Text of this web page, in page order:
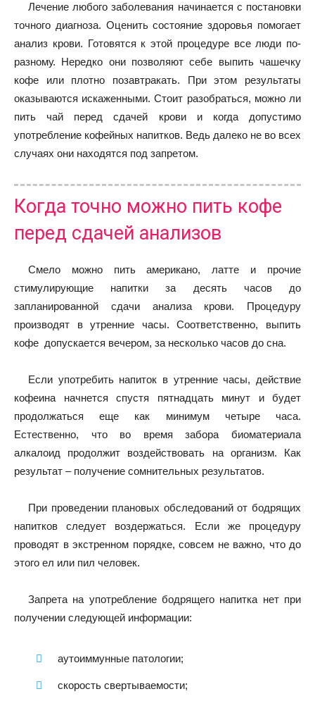
Лечение любого заболевания начинается с постановки
точного диагноза. Оценить состояние здоровья помогает
анализ крови. Готовятся к этой процедуре все люди по-
разному. Нередко они позволяют себе выпить чашечку
кофе или плотно позавтракать. При этом результаты
оказываются искаженными. Стоит разобраться, можно ли
пить чай перед сдачей крови и когда допустимо
употребление кофейных напитков. Ведь далеко не во всех
случаях они находятся под запретом.
Когда точно можно пить кофе
перед сдачей анализов
Смело можно пить американо, латте и прочие
стимулирующие напитки за десять часов до
запланированной сдачи анализа крови. Процедуру
производят в утренние часы. Соответственно, выпить
кофе допускается вечером, за несколько часов до сна.
Если употребить напиток в утренние часы, действие
кофеина начнется спустя пятнадцать минут и будет
продолжаться еще как минимум четыре часа.
Естественно, что во время забора биоматериала
алкалоид продолжит воздействовать на организм. Как
результат – получение сомнительных результатов.
При проведении плановых обследований от бодрящих
напитков следует воздержаться. Если же процедуру
проводят в экстренном порядке, совсем не важно, что до
этого ел или пил человек.
Запрета на употребление бодрящего напитка нет при
получении следующей информации:
аутоиммунные патологии;
скорость свертываемости;